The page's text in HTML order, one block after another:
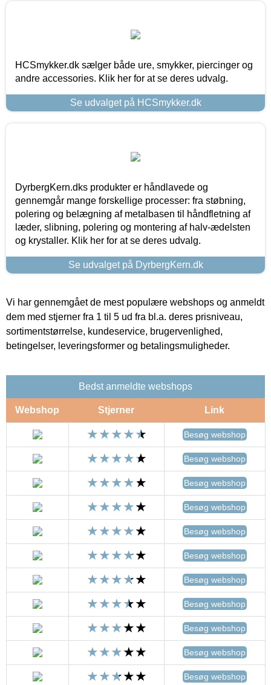
HCSmykker.dk sælger både ure, smykker, piercinger og
andre accessories. Klik her for at se deres udvalg.
Se udvalget på HCSmykker.dk
DyrbergKern.dks produkter er håndlavede og
gennemgår mange forskellige processer: fra støbning,
polering og belægning af metalbasen til håndfletning af
læder, slibning, polering og montering af halv-ædelsten
og krystaller. Klik her for at se deres udvalg.
Se udvalget på DyrbergKern.dk
Vi har gennemgået de mest populære webshops og anmeldt
dem med stjerner fra 1 til 5 ud fra bl.a. deres prisniveau,
sortimentstørrelse, kundeservice, brugervenlighed,
betingelser, leveringsformer og betalingsmuligheder.
Bedst anmeldte webshops
Webshop Stjerner Link
Besøg webshop
Besøg webshop
Besøg webshop
Besøg webshop
Besøg webshop
Besøg webshop
Besøg webshop
Besøg webshop
Besøg webshop
Besøg webshop
Besøg webshop